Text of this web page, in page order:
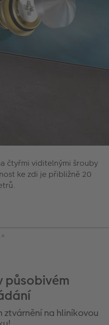
čtyřmi viditelnými šrouby
ke zdi je přibližně 20
působivém
ztvárnění na hliníkovou